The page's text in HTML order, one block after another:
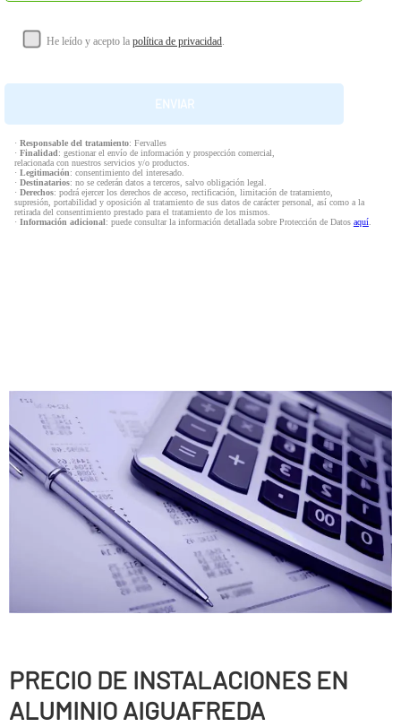
He leído y acepto la política de privacidad.
· Responsable del tratamiento: Fervalles
· Finalidad: gestionar el envío de información y prospección comercial,
relacionada con nuestros servicios y/o productos.
· Legitimación: consentimiento del interesado.
· Destinatarios: no se cederán datos a terceros, salvo obligación legal.
· Derechos: podrá ejercer los derechos de acceso, rectificación, limitación de tratamiento,
supresión, portabilidad y oposición al tratamiento de sus datos de carácter personal, así como a la
retirada del consentimiento prestado para el tratamiento de los mismos.
· Información adicional: puede consultar la información detallada sobre Protección de Datos aquí.
PRECIO DE INSTALACIONES EN
ALUMINIO AIGUAFREDA